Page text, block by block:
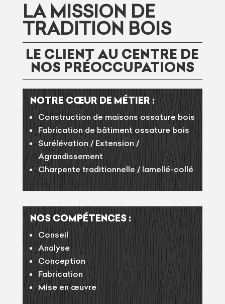
LA MISSION DE
TRADITION BOIS
LE CLIENT AU CENTRE DE
NOS PRÉOCCUPATIONS
NOTRE CŒUR DE MÉTIER :
Construction de maisons ossature bois
Fabrication de bâtiment ossature bois
Surélévation / Extension /
Agrandissement
Charpente traditionnelle / lamellé-collé
NOS COMPÉTENCES :
Conseil
Analyse
Conception
Fabrication
Mise en œuvre